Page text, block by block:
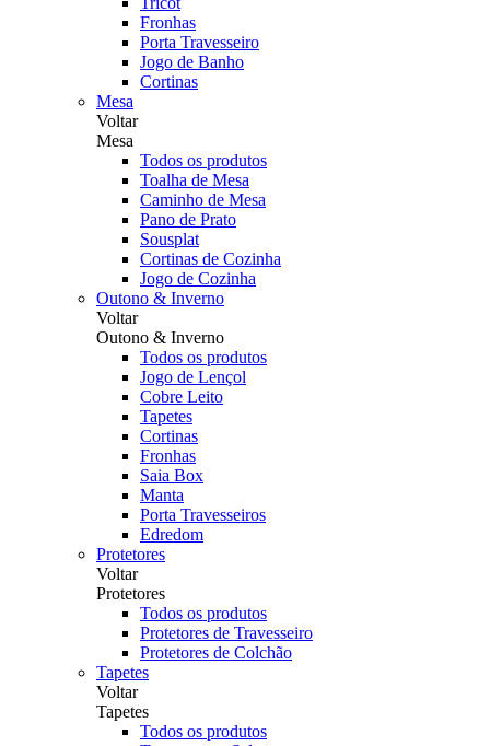
Fronhas
Porta Travesseiro
Jogo de Banho
Cortinas
Mesa
Voltar
Mesa
Todos os produtos
Toalha de Mesa
Caminho de Mesa
Pano de Prato
Sousplat
Cortinas de Cozinha
Jogo de Cozinha
Outono & Inverno
Voltar
Outono & Inverno
Todos os produtos
Jogo de Lençol
Cobre Leito
Tapetes
Cortinas
Fronhas
Saia Box
Manta
Porta Travesseiros
Edredom
Protetores
Voltar
Protetores
Todos os produtos
Protetores de Travesseiro
Protetores de Colchão
Tapetes
Voltar
Tapetes
Todos os produtos